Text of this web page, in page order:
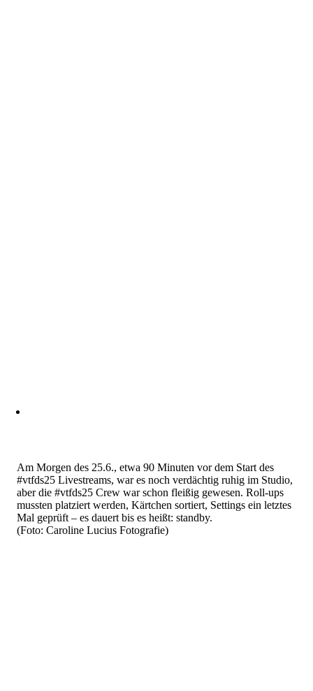
Am Morgen des 25.6., etwa 90 Minuten vor dem Start des
#vtfds25 Livestreams, war es noch verdächtig ruhig im Studio,
aber die #vtfds25 Crew war schon fleißig gewesen. Roll-ups
mussten platziert werden, Kärtchen sortiert, Settings ein letztes
Mal geprüft – es dauert bis es heißt: standby.
(Foto: Caroline Lucius Fotografie)